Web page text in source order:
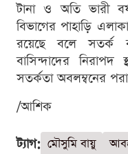
টানা ও অতি ভারী
বিভাগের পাহাড়ি
রয়েছে বলে সতর্ক
বাসিন্দাদের নিরাপদ
সতর্কতা অবলম্বনের
/আশিক
ট্যাগ: মৌসুমি বায়ু